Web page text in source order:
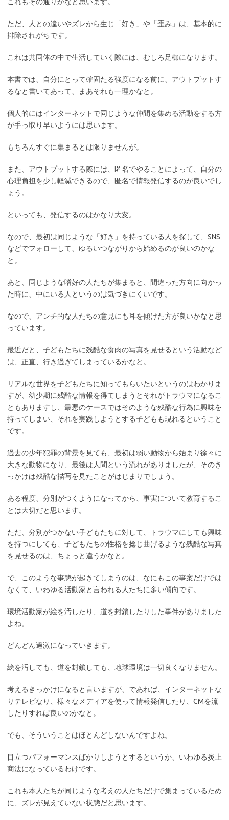
ただ、人との違いやズレから生じ「好き」や「歪み」は、基本的に
排除されがちです。
これは共同体の中で生活していく際には、むしろ足枷になります。
本書では、自分にとって確固たる強度になる前に、アウトプットす
るなと書いてあって、まあそれも一理かなと。
個人的にはインターネットで同じような仲間を集める活動をする方
が手っ取り早いようには思います。
もちろんすぐに集まるとは限りませんが。
また、アウトプットする際には、匿名でやることによって、自分の
心理負担を少し軽減できるので、匿名で情報発信するのが良いでし
ょう。
といっても、発信するのはかなり大変。
なので、最初は同じような「好き」を持っている人を探して、SNS
などでフォローして、ゆるいつながりから始めるのが良いのかな
と。
あと、同じような嗜好の人たちが集まると、間違った方向に向かっ
た時に、中にいる人というのは気づきにくいです。
なので、アンチ的な人たちの意見にも耳を傾けた方が良いかなと思
っています。
最近だと、子どもたちに残酷な食肉の写真を見せるという活動など
は、正直、行き過ぎてしまっているかなと。
リアルな世界を子どもたちに知ってもらいたいというのはわかりま
すが、幼少期に残酷な情報を得てしまうとそれがトラウマになるこ
ともありますし、最悪のケースではそのような残酷な行為に興味を
持ってしまい、それを実践しようとする子どもも現れるということ
です。
過去の少年犯罪の背景を見ても、最初は弱い動物から始まり徐々に
大きな動物になり、最後は人間という流れがありましたが、そのき
っかけは残酷な描写を見たことがはじまりでしょう。
ある程度、分別がつくようになってから、事実について教育するこ
とは大切だと思います。
ただ、分別がつかない子どもたちに対して、トラウマにしても興味
を持つにしても、子どもたちの性格を捻じ曲げるような残酷な写真
を見せるのは、ちょっと違うかなと。
で、このような事態が起きてしまうのは、なにもこの事案だけでは
なくて、いわゆる活動家と言われる人たちに多い傾向です。
環境活動家が絵を汚したり、道を封鎖したりした事件がありました
よね。
どんどん過激になっていきます。
絵を汚しても、道を封鎖しても、地球環境は一切良くなりません。
考えるきっかけになると言いますが、であれば、インターネットな
りテレビなり、様々なメディアを使って情報発信したり、CMを流
したりすれば良いのかなと。
でも、そういうことはほとんどしないんですよね。
目立つパフォーマンスばかりしようとするというか、いわゆる炎上
商法になっているわけです。
これも本人たちが同じような考えの人たちだけで集まっているため
に、ズレが見えていない状態だと思います。